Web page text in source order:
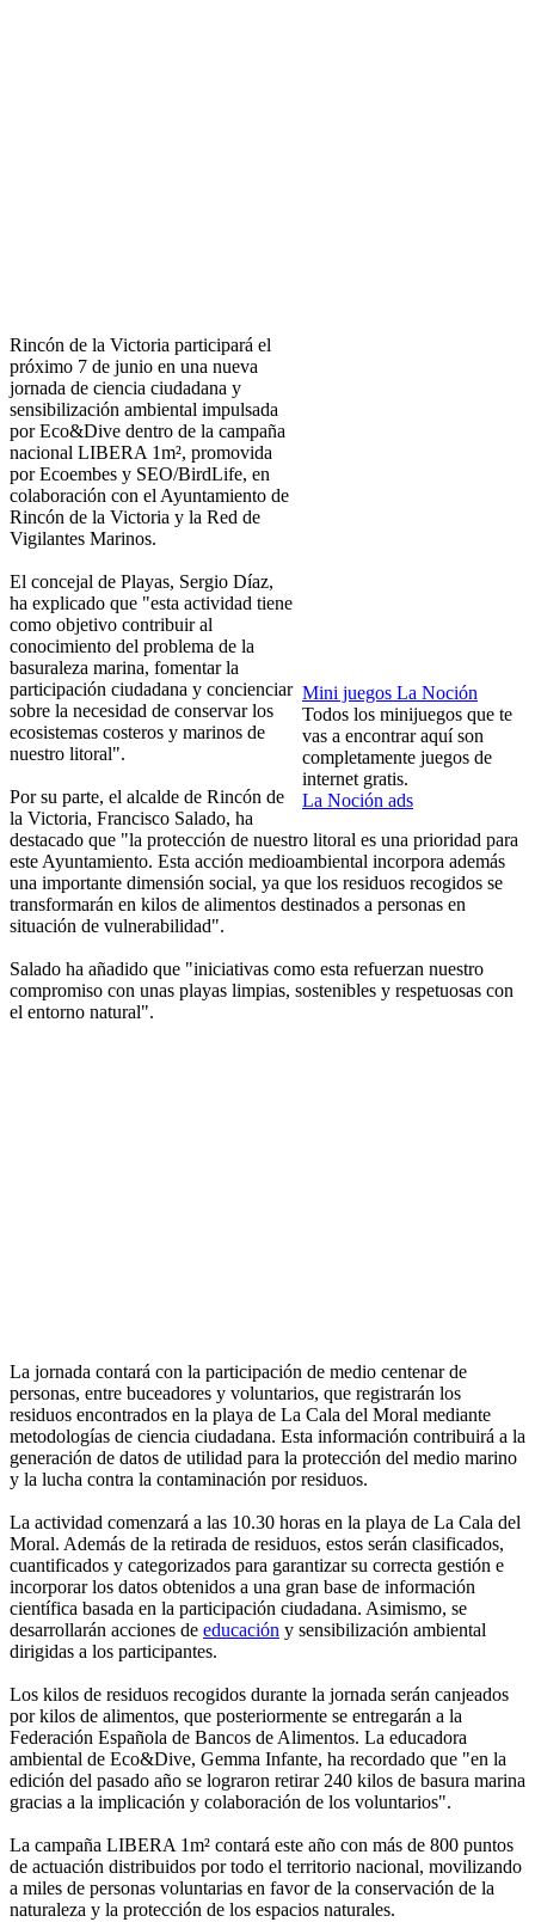
Mini juegos La Noción
Todos los minijuegos que te
vas a encontrar aquí son
completamente juegos de
internet gratis.
La Noción ads
Rincón de la Victoria participará el
próximo 7 de junio en una nueva
jornada de ciencia ciudadana y
sensibilización ambiental impulsada
por Eco&Dive dentro de la campaña
nacional LIBERA 1m², promovida
por Ecoembes y SEO/BirdLife, en
colaboración con el Ayuntamiento de
Rincón de la Victoria y la Red de
Vigilantes Marinos.
El concejal de Playas, Sergio Díaz,
ha explicado que "esta actividad tiene
como objetivo contribuir al
conocimiento del problema de la
basuraleza marina, fomentar la
participación ciudadana y concienciar
sobre la necesidad de conservar los
ecosistemas costeros y marinos de
nuestro litoral".
Por su parte, el alcalde de Rincón de
la Victoria, Francisco Salado, ha
destacado que "la protección de nuestro litoral es una prioridad para
este Ayuntamiento. Esta acción medioambiental incorpora además
una importante dimensión social, ya que los residuos recogidos se
transformarán en kilos de alimentos destinados a personas en
situación de vulnerabilidad".
Salado ha añadido que "iniciativas como esta refuerzan nuestro
compromiso con unas playas limpias, sostenibles y respetuosas con
el entorno natural".
La jornada contará con la participación de medio centenar de
personas, entre buceadores y voluntarios, que registrarán los
residuos encontrados en la playa de La Cala del Moral mediante
metodologías de ciencia ciudadana. Esta información contribuirá a la
generación de datos de utilidad para la protección del medio marino
y la lucha contra la contaminación por residuos.
La actividad comenzará a las 10.30 horas en la playa de La Cala del
Moral. Además de la retirada de residuos, estos serán clasificados,
cuantificados y categorizados para garantizar su correcta gestión e
incorporar los datos obtenidos a una gran base de información
científica basada en la participación ciudadana. Asimismo, se
desarrollarán acciones de educación y sensibilización ambiental
dirigidas a los participantes.
Los kilos de residuos recogidos durante la jornada serán canjeados
por kilos de alimentos, que posteriormente se entregarán a la
Federación Española de Bancos de Alimentos. La educadora
ambiental de Eco&Dive, Gemma Infante, ha recordado que "en la
edición del pasado año se lograron retirar 240 kilos de basura marina
gracias a la implicación y colaboración de los voluntarios".
La campaña LIBERA 1m² contará este año con más de 800 puntos
de actuación distribuidos por todo el territorio nacional, movilizando
a miles de personas voluntarias en favor de la conservación de la
naturaleza y la protección de los espacios naturales.